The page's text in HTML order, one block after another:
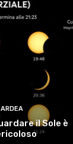
ARDEA
il Sole è